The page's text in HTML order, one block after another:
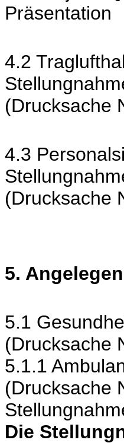
Präsentation
4.2
(Drucksache
4.3
(Drucksache
5.
5.1
(Drucksache
5.1.1
(Drucksache
Die